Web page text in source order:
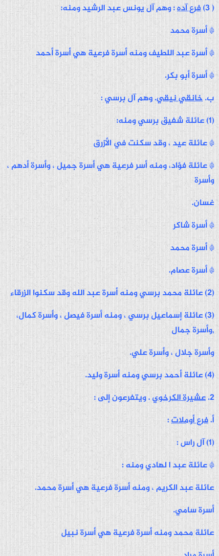
( 3)
فرع آده: وهم آل يونس عبد الرشيد ومنه:
* أسرة محمد
* أسرة عبد اللطيف ومنه أسرة فرعية هي أسرة أحمد
* أسرة أبو بكر.
ب.خانقي نيقي. وهم آل برسي :
(1) عائلة شفيق برسي ومنه:
* عائلة عيد ، وقد سكنت في الأزرق
* عائلة فؤاد، ومنه أسر فرعية هي أسرة جميل ، وأسرة أدهم ،
وأسرة
غسان.
* أسرة شاكر
* أسرة محمد
* أسرة عصام.
(2) عائلة محمد برسي ومنه أسرة عبد الله وقد سكنوا الزرقاء
(3) عائلة إسماعيل برسي ، ومنه أسرة فيصل ، وأسرة كمال،
,وأسرة جمال
وأسرة جلال ، وأسرة علي.
(4) عائلة أحمد برسي ومنه أسرة وليد.
2. عشيرة الكرخوي. ويتفرعون إلى :
أ.فرع أوملات:
(1) آل راس:
* عائلة عبد ا لهادي ومنه :
عائلة عبد الكريم ، ومنه أسرة فرعية هي أسرة محمد.
أسرة سامي.
عائلة محمد ومنه أسرة فرعية هي أسرة نبيل